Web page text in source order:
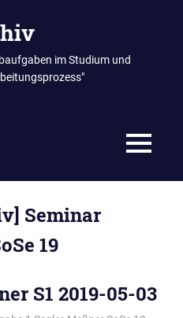
im Studium und
MENÜ
Seminar
19
S1 2019-05-03